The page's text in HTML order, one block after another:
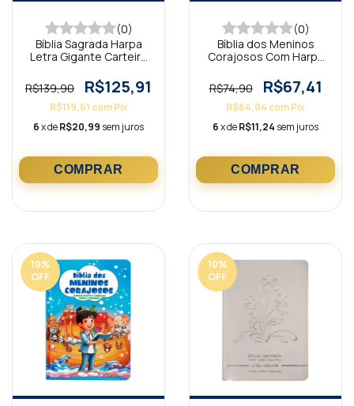
(0)
Bíblia Sagrada Harpa
Letra Gigante Carteira
R$139,90
R$125,91
R$119,61 com Pix
6x deR$20,99 sem juros
(0)
Bíblia dos Meninos
Corajosos Com Harpa
R$74,90
R$67,41
R$64,04 comPix
6x deR$11,24 sem juros
10%
OFF
10%
OFF